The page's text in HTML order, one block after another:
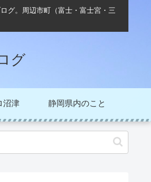
グ。周辺市町（富士・富士宮・三
グ
沼津 静岡県内のこと